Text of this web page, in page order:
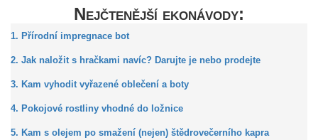
Nejčtenější ekonávody:
1. Přírodní impregnace bot
2. Jak naložit s hračkami navíc? Darujte je nebo prodejte
3. Kam vyhodit vyřazené oblečení a boty
4. Pokojové rostliny vhodné do ložnice
5. Kam s olejem po smažení (nejen) štědrovečerního kapra